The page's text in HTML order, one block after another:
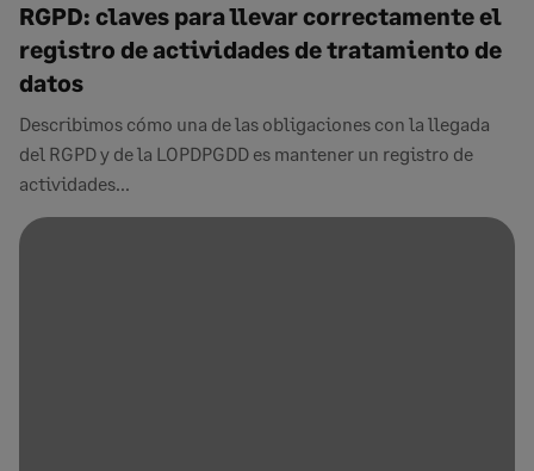
RGPD: claves para llevar correctamente el
registro de actividades de tratamiento de
datos
Describimos cómo una de las obligaciones con la llegada
del RGPD y de la LOPDPGDD es mantener un registro de
actividades...